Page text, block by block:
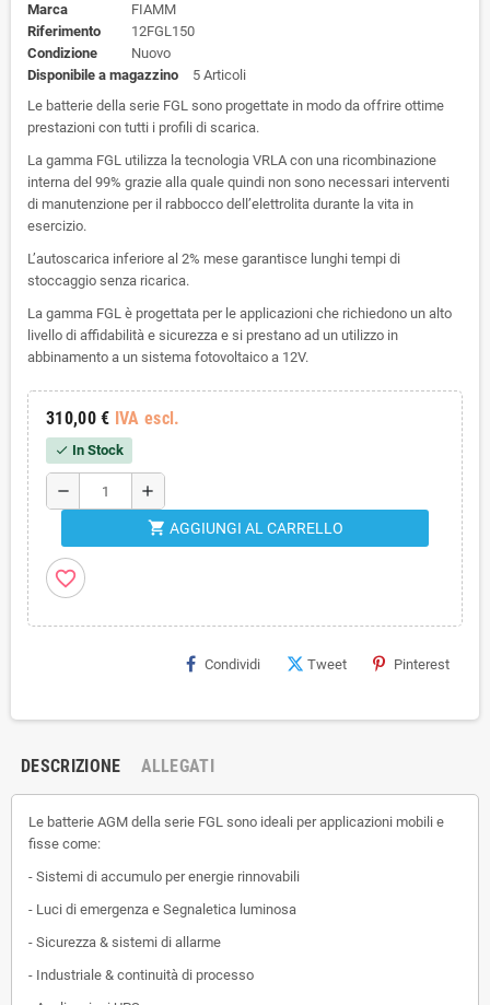
Marca
FIAMM
Riferimento
12FGL150
Condizione
Nuovo
Disponibile a magazzino
5 Articoli
Le batterie della serie FGL sono progettate in modo da offrire ottime
prestazioni con tutti i profili di scarica.
La gamma FGL utilizza la tecnologia VRLA con una ricombinazione
interna del 99% grazie alla quale quindi non sono necessari interventi
di manutenzione per il rabbocco dell’elettrolita durante la vita in
esercizio.
L’autoscarica inferiore al 2% mese garantisce lunghi tempi di
stoccaggio senza ricarica.
La gamma FGL è progettata per le applicazioni che richiedono un alto
livello di affidabilità e sicurezza e si prestano ad un utilizzo in
abbinamento a un sistema fotovoltaico a 12V.
310,00 € IVA escl.
check In Stock
remove add
shopping_cart AGGIUNGI AL CARRELLO
favorite_border
Condividi Tweet Pinterest
DESCRIZIONE ALLEGATI
Le batterie AGM della serie FGL sono ideali per applicazioni mobili e
fisse come:
- Sistemi di accumulo per energie rinnovabili
- Luci di emergenza e Segnaletica luminosa
- Sicurezza & sistemi di allarme
- Industriale & continuità di processo